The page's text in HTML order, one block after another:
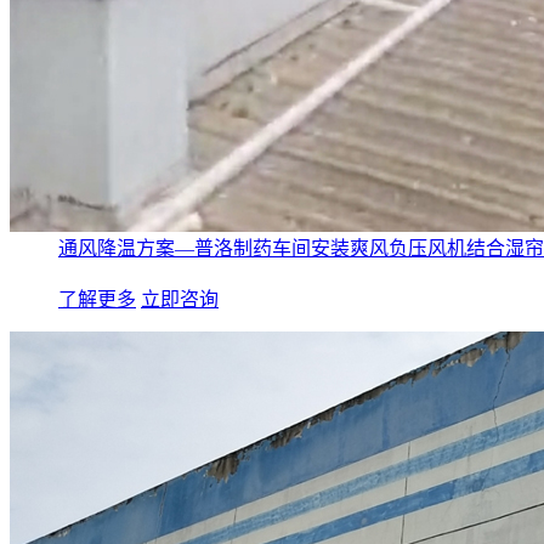
通风降温方案—普洛制药车间安装爽风负压风机结合湿
了解更多 立即咨询